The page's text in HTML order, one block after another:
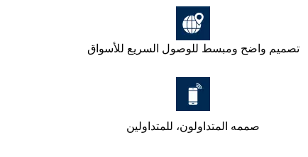
تصميم واضح ومبسط للوصول السريع للأسواق
صممه المتداولون، للمتداولين